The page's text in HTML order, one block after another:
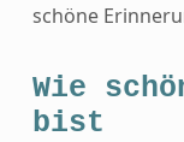
schöne
Wie
bist